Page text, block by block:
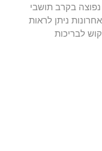
בקרב תושבי
ניתן לראות
לבריכות